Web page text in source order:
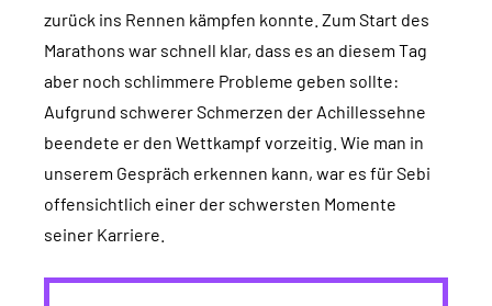
zurück ins Rennen kämpfen konnte. Zum Start des
Marathons war schnell klar, dass es an diesem Tag
aber noch schlimmere Probleme geben sollte:
Aufgrund schwerer Schmerzen der Achillessehne
beendete er den Wettkampf vorzeitig. Wie man in
unserem Gespräch erkennen kann, war es für Sebi
offensichtlich einer der schwersten Momente
seiner Karriere.